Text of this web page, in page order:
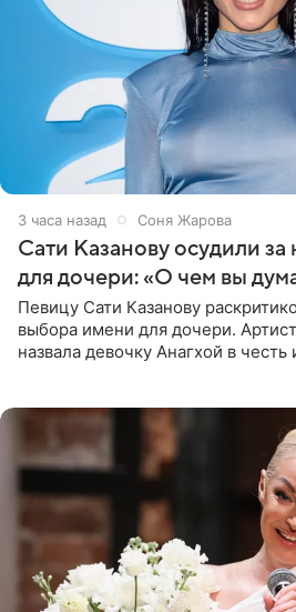
3 часа назад Соня Жарова
Сати Казанову осудили
для дочери: «О чем вы
Певицу Сати Казанову
выбора имени для дочери.
назвала девочку Анагхой в